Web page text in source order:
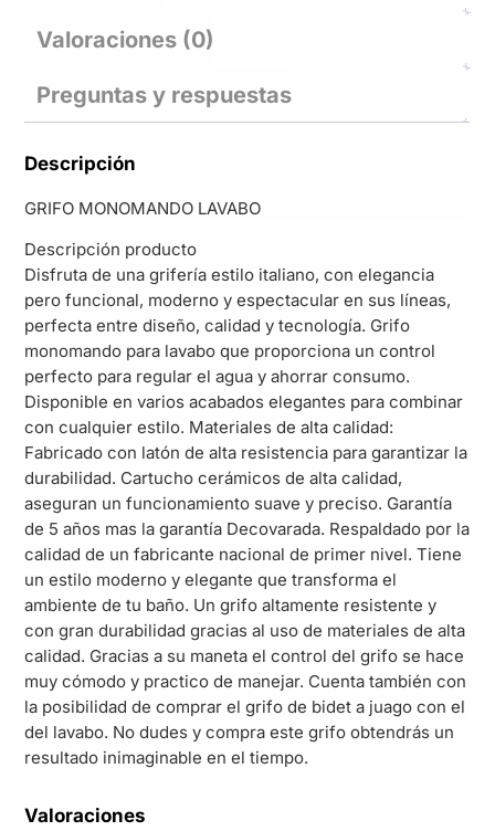
Valoraciones (0)
Preguntas y respuestas
Descripción
GRIFO MONOMANDO LAVABO
Descripción producto
Disfruta de una grifería estilo italiano, con elegancia
pero funcional, moderno y espectacular en sus líneas,
perfecta entre diseño, calidad y tecnología. Grifo
monomando para lavabo que proporciona un control
perfecto para regular el agua y ahorrar consumo.
Disponible en varios acabados elegantes para combinar
con cualquier estilo. Materiales de alta calidad:
Fabricado con latón de alta resistencia para garantizar la
durabilidad. Cartucho cerámicos de alta calidad,
aseguran un funcionamiento suave y preciso. Garantía
de 5 años mas la garantía Decovarada. Respaldado por la
calidad de un fabricante nacional de primer nivel. Tiene
un estilo moderno y elegante que transforma el
ambiente de tu baño. Un grifo altamente resistente y
con gran durabilidad gracias al uso de materiales de alta
calidad. Gracias a su maneta el control del grifo se hace
muy cómodo y practico de manejar. Cuenta también con
la posibilidad de comprar el grifo de bidet a juago con el
del lavabo. No dudes y compra este grifo obtendrás un
resultado inimaginable en el tiempo.
Valoraciones